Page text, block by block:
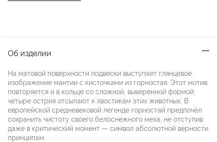
Об изделии
На матовой поверхности подвески выступает глянцевое
изображение мантии с кисточками из горностая. Этот мотив
повторяется и в кольце со сложной, выверенной формой:
четыре острия отсылают к хвостикам этих животных. В
европейской средневековой легенде горностай предпочёл
сохранить чистоту своего белоснежного меха, не отступив
даже в критический момент — символ абсолютной верности
принципам.